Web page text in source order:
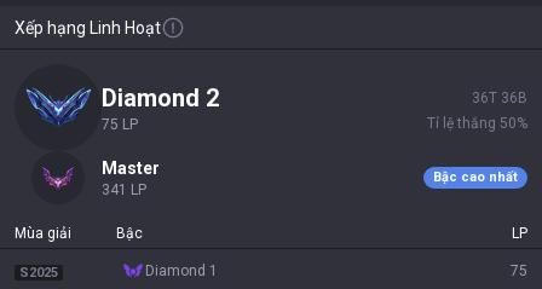
Xếp hạng Linh Hoạt
diamond 2
75 LP
36T 36 B
Tỉ lệ thắng 50%
master
341 LP
Bậc cao nhất
Mùa giải Bậc LP
S2025 diamond 1 75